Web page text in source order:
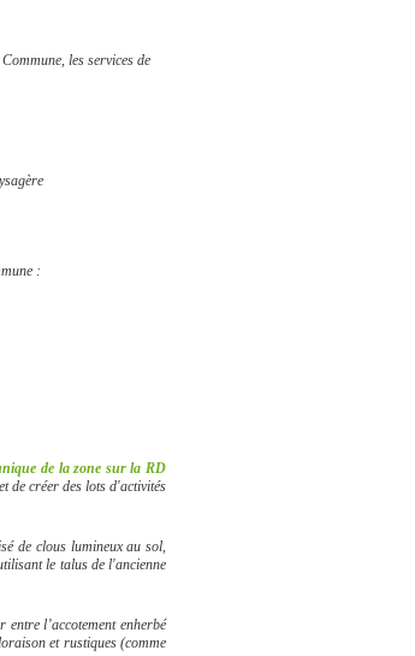
les services de
:
de la zone sur la RD
de créer des lots d'activités
de clous lumineux au sol,
le talus de l'ancienne
entre l’accotement enherbé
et rustiques (comme